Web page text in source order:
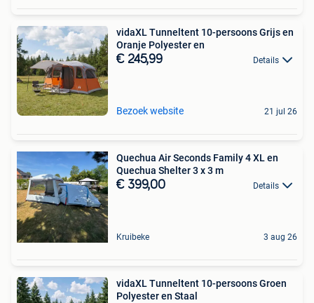
vidaXL Tunneltent 10-persoons Grijs en
Oranje Polyester en
€ 245,99 Details
Bezoek website 21 jul 26
Quechua Air Seconds Family 4 XL en
Quechua Shelter 3 x 3 m
€ 399,00 Details
Kruibeke 3 aug 26
vidaXL Tunneltent 10-persoons Groen
Polyester en Staal